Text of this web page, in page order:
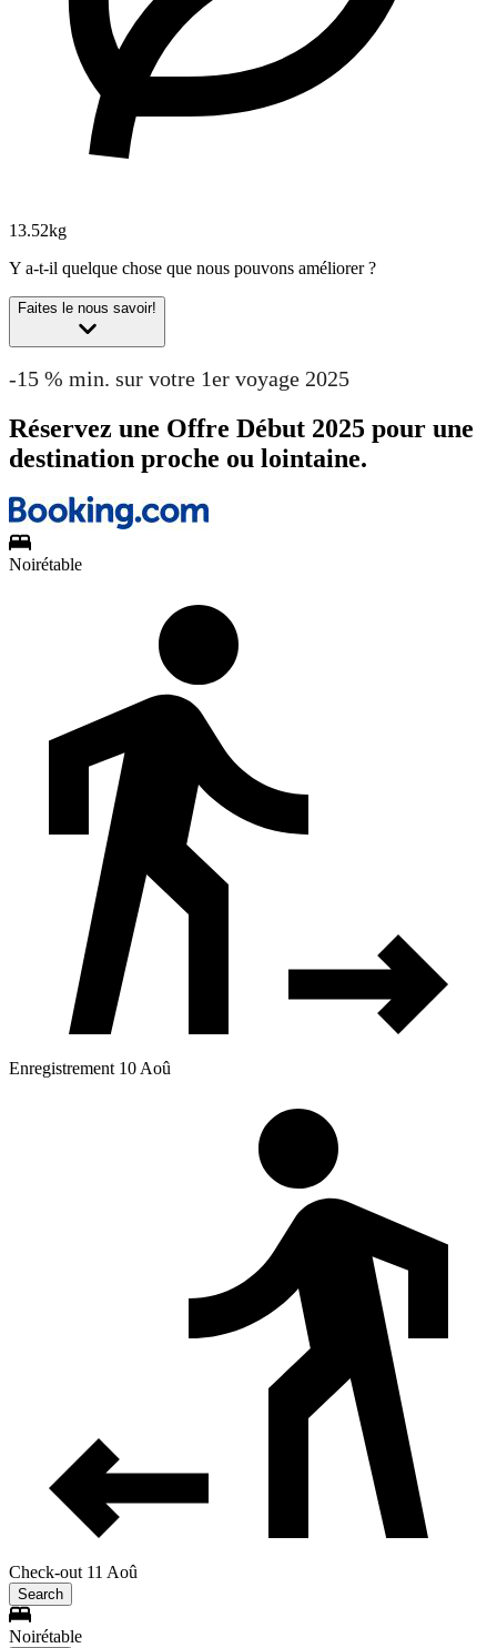
13.52kg
Y a-t-il quelque chose que nous pouvons améliorer ?
Faites le nous savoir!
-15 % min. sur votre 1er voyage 2025
Réservez une Offre Début 2025 pour une
destination proche ou lointaine.
Noirétable
Enregistrement 10 Aoû
Check-out 11 Aoû
Search
Noirétable